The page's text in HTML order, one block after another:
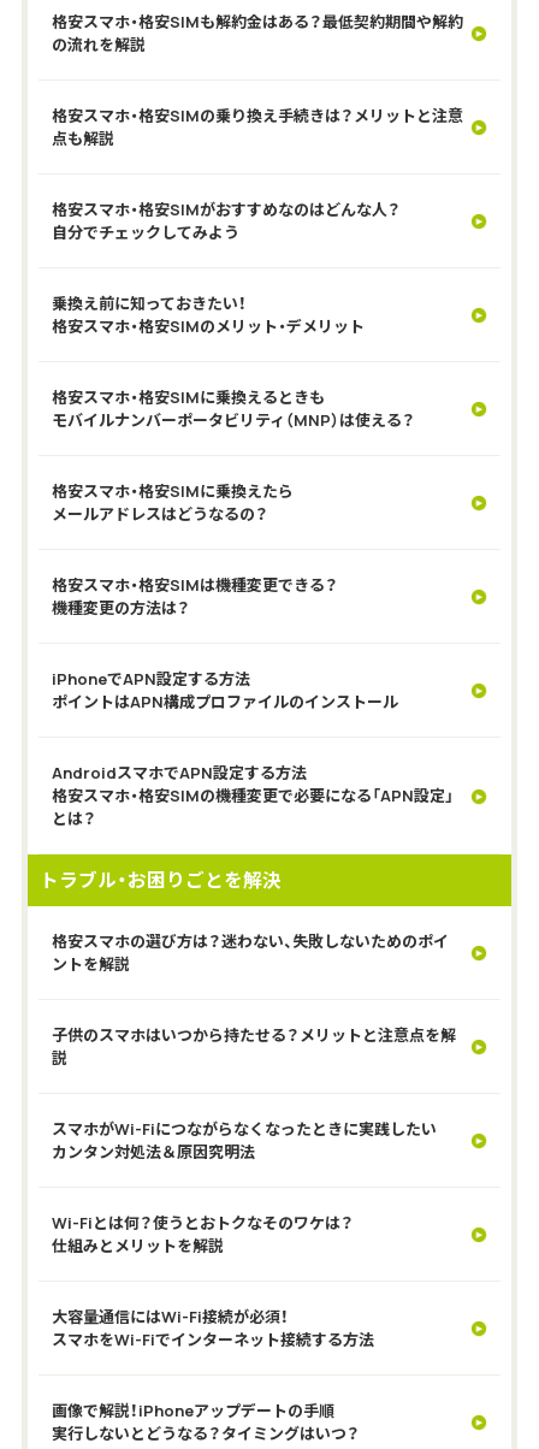
格安スマホ・格安SIMも解約金はある？最低契約期間や解約
の流れを解説
格安スマホ・格安SIMの乗り換え手続きは？メリットと注意
点も解説
格安スマホ・格安SIMがおすすめなのはどんな人？
自分でチェックしてみよう
乗換え前に知っておきたい！
格安スマホ・格安SIMのメリット・デメリット
格安スマホ・格安SIMに乗換えるときも
モバイルナンバーポータビリティ（MNP）は使える？
格安スマホ・格安SIMに乗換えたら
メールアドレスはどうなるの？
格安スマホ・格安SIMは機種変更できる？
機種変更の方法は？
iPhoneでAPN設定する方法
ポイントはAPN構成プロファイルのインストール
AndroidスマホでAPN設定する方法
格安スマホ・格安SIMの機種変更で必要になる「APN設定」
とは？
トラブル・お困りごとを解決
格安スマホの選び方は？迷わない、失敗しないためのポイ
ントを解説
子供のスマホはいつから持たせる？メリットと注意点を解
説
スマホがWi-Fiにつながらなくなったときに実践したい
カンタン対処法＆原因究明法
Wi-Fiとは何？使うとおトクなそのワケは？
仕組みとメリットを解説
大容量通信にはWi-Fi接続が必須！
スマホをWi-Fiでインターネット接続する方法
画像で解説！iPhoneアップデートの手順
実行しないとどうなる？タイミングはいつ？